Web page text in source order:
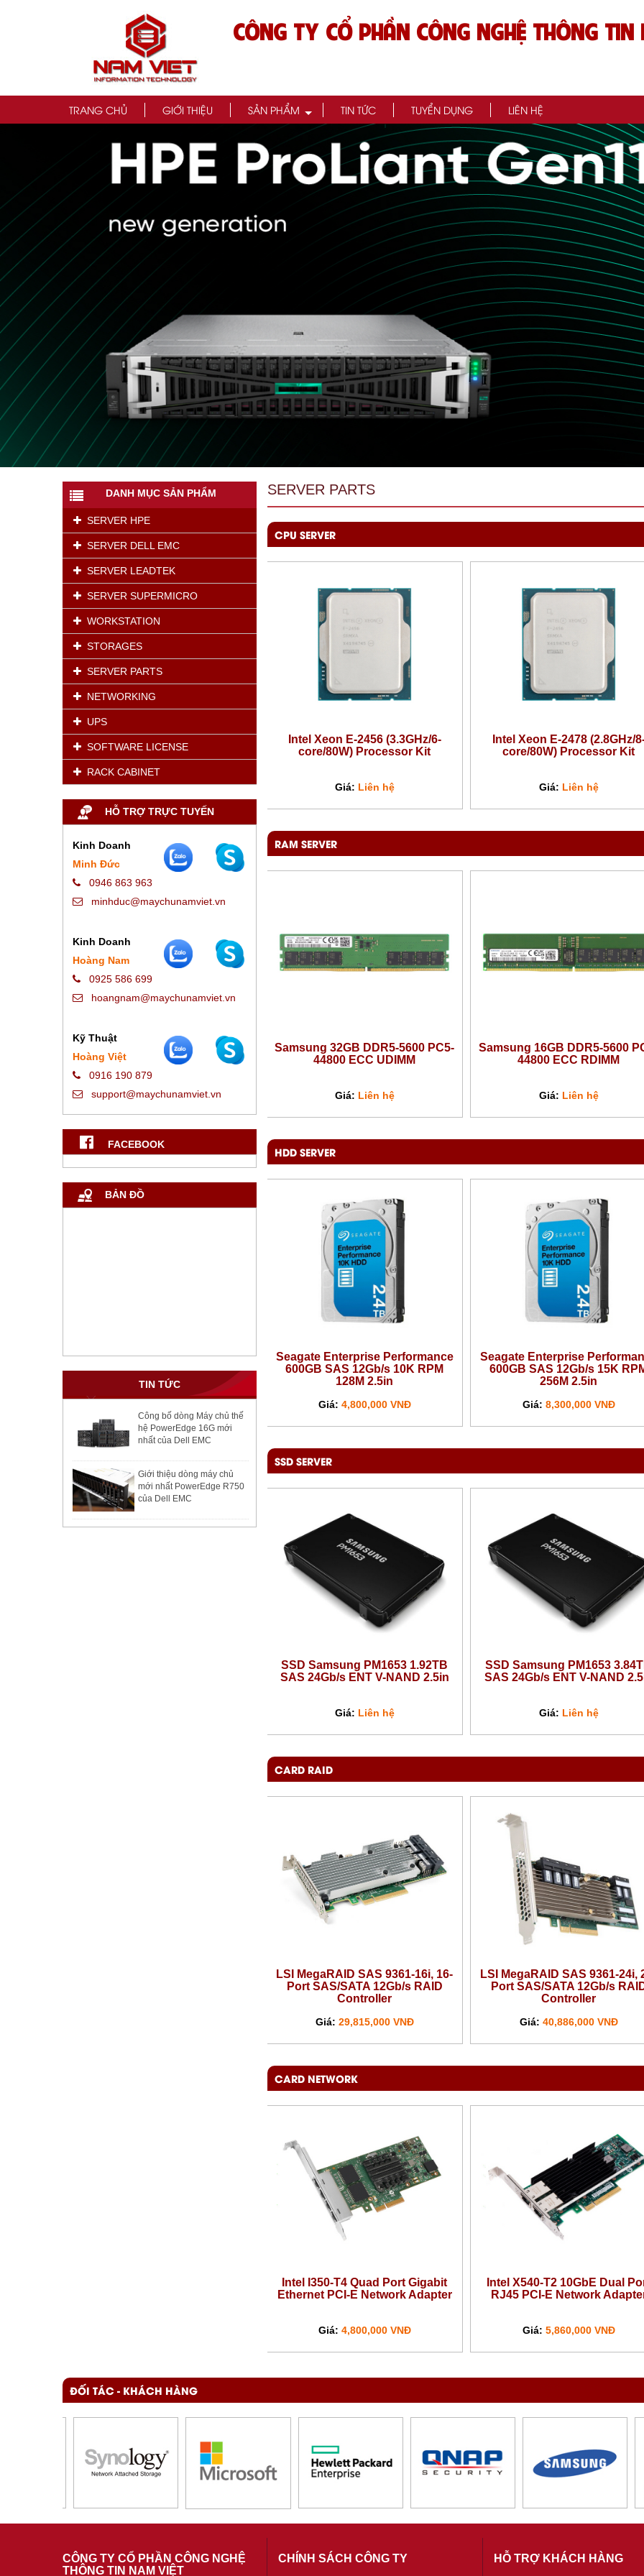
CÔNG TY CỔ PHẦN CÔNG NGHỆ THÔNG
TRANG CHỦ GIỚI THIỆU SẢN PHẨM TIN TỨC TUYỂN DỤNG LIÊN HỆ
DANH MỤC SẢN PHẨM
SERVER HPE
SERVER DELL EMC
SERVER LEADTEK
SERVER SUPERMICRO
WORKSTATION
STORAGES
SERVER PARTS
NETWORKING
UPS
SOFTWARE LICENSE
RACK CABINET
HỖ TRỢ TRỰC TUYẾN
Kinh Doanh
Minh Đức
0946 863 963
minhduc@maychunamviet.vn
Kinh Doanh
Hoàng Nam
0925 586 699
hoangnam@maychunamviet.vn
Kỹ Thuật
Hoàng Việt
0916 190 879
support@maychunamviet.vn
FACEBOOK
BẢN ĐỒ
TIN TỨC
Công bố dòng Máy chủ thế
hệ PowerEdge 16G mới
nhất của Dell EMC
Giới thiệu dòng máy chủ
mới nhất PowerEdge R750
của Dell EMC
SERVER PARTS
CPU SERVER
core/80W) Processor Kit
Giá:Liên hệ
Intel Xeon E-2478 (2.8GHz/8-
core/80W) Processor Kit
Giá:Liên hệ
Intel Xeon E-2486 (3.5GHz/6-
core/95W) Processor Kit
Giá:Liên hệ
RAM SERVER
Samsung 32GB DDR5-5600 PC5-
44800 ECC UDIMM
Giá:Liên hệ
Samsung 16GB DDR5-5600 PC5-
44800 ECC RDIMM
Giá:Liên hệ
Samsung 32GB DDR5-5600
44800 ECC RDIMM
Giá:Liên hệ
HDD SERVER
Seagate Enterprise Performance
600GB SAS 12Gb/s 10K RPM
128M 2.5in
Seagate Enterprise Performance
600GB SAS 12Gb/s 15K RPM
256M 2.5in
Giá:8,300,000 VNĐ
Seagate Enterprise
900GB SAS 12Gb/s 15K RPM
256M 2.5in
Giá:9,800,000 VNĐ
SSD SERVER
SSD Samsung PM1653 3.84TB
SAS 24Gb/s ENT V-NAND 2.5in
Giá:Liên hệ
SSD Samsung PM1653 7.68TB
SAS 24Gb/s ENT V-NAND 2.5in
Giá:Liên hệ
CARD RAID
LSI MegaRAID SAS 9361-24i, 24-
Port SAS/SATA 12Gb/s RAID
Controller
Giá:40,886,000 VNĐ
LSI MegaRAID 9460-8i 8-Port
12Gb/s SAS/SATA/NVMe RAID
Controller
Giá:20,560,000 VNĐ
CARD NETWORK
Intel X540-T2 10GbE Dual Port
RJ45 PCI-E Network Adapter
Giá:5,860,000 VNĐ
Intel X520-DA2 10GbE Dual Port
SFP+ PCI-E Network Adapter
Giá:5,500,000 VNĐ
ĐỐI TÁC - KHÁCH HÀNG
CÔNG TY CỔ PHẦN CÔNG NGHỆ
THÔNG TIN NAM VIỆT
CHÍNH SÁCH CÔNG TY HỖ TRỢ KHÁCH HÀNG